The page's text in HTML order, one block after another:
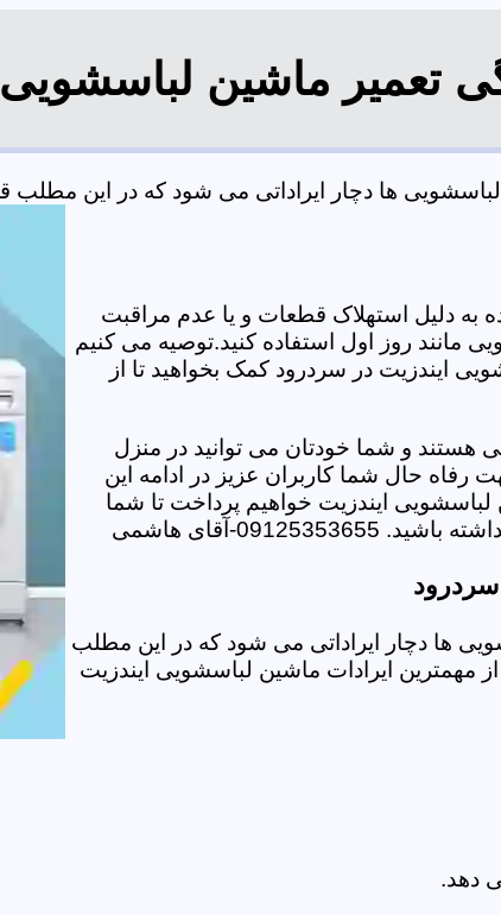
تعمیر ماشین
ها دچار ایراداتی می شود که در این مطلب
دلیل استهلاک قطعات و یا عدم مراقبت
مانند روز اول استفاده کنید.توصیه می کنیم
ایندزیت در سردرود کمک بخواهید تا از
هستند و شما خودتان می توانید در منزل
رفاه حال شما کاربران عزیز در ادامه این
ایندزیت خواهیم پرداخت تا شما
آقای هاشمی
سردرود
ها دچار ایراداتی می شود که در این مطلب
مهمترین ایرادات ماشین لباسشویی ایندزیت
دهد.